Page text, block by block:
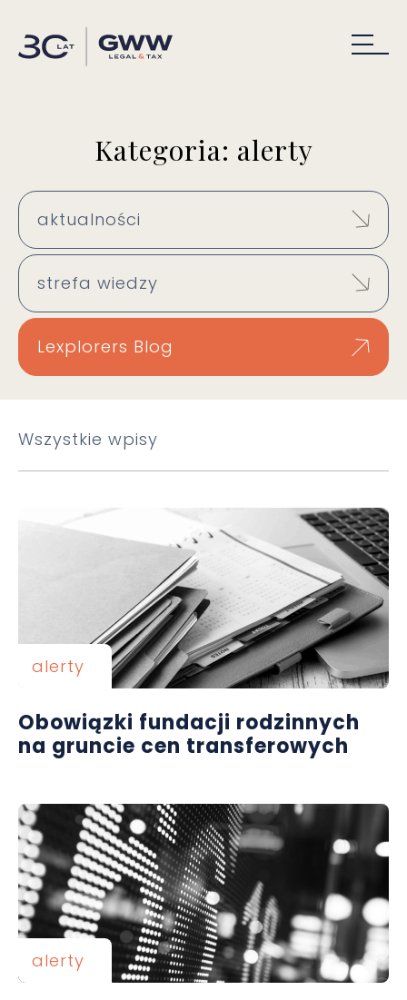
Kategoria: alerty
aktualności
strefa wiedzy
Lexplorers Blog
Wszystkie wpisy
alerty
Obowiązki fundacji rodzinnych
na gruncie cen transferowych
alerty